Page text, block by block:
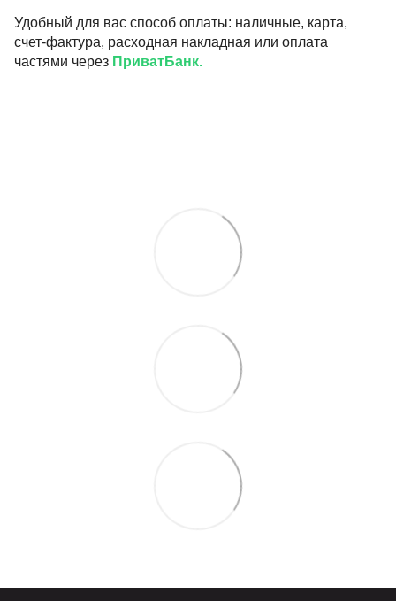
Удобный для вас способ оплаты: наличные, карта,
счет-фактура, расходная накладная или оплата
частями через ПриватБанк.